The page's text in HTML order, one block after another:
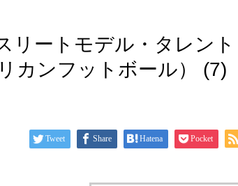
リートモデル・タレン
カンフットボール） (7)
Tweet Share Hatena Pocket